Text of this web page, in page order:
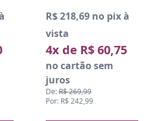
R$ 218,69 no pix à
vista
4x de R$ 60,75
no cartão sem
juros
De:R$ 269,99
Por: R$ 242,99